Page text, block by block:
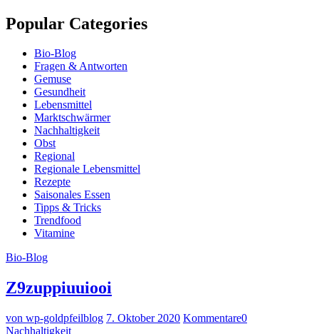
Popular Categories
Bio-Blog
Fragen & Antworten
Gemuse
Gesundheit
Lebensmittel
Marktschwärmer
Nachhaltigkeit
Obst
Regional
Regionale Lebensmittel
Rezepte
Saisonales Essen
Tipps & Tricks
Trendfood
Vitamine
Bio-Blog
Z9zuppiuuiooi
von wp-goldpfeilblog 7. Oktober 2020 Kommentare0
Nachhaltigkeit